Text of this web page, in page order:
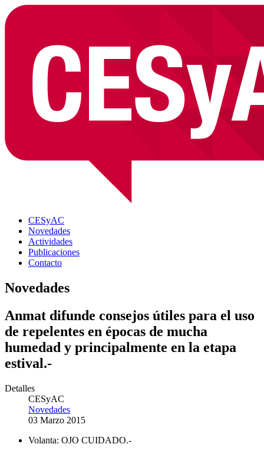
CESyAC
Novedades
Actividades
Publicaciones
Contacto
Novedades
Anmat difunde consejos útiles para el uso
de repelentes en épocas de mucha
humedad y principalmente en la etapa
estival.-
Detalles
CESyAC
Novedades
03 Marzo 2015
Volanta: OJO CUIDADO.-